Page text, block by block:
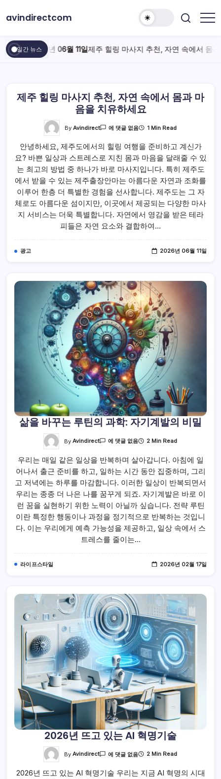
문
건
avindirectcom
일간 뉴스2026년 06월 11일제주 힐링 마사지 추천, 자연 속에서 몸
제주 힐링 마사지 추천, 자연 속에서 몸과 마
음을 치유하세요
By Avindirect
제
링
사
지
추
천,
자
연
속
에
서
몸
과
마
에 댓글 없음 1 Min Read
안녕하세요, 제주도에서의 힐링 여행을 준비하고 계신가
요? 바쁜 일상과 스트레스로 지친 몸과 마음을 달래줄 수 있
는 최고의 방법 중 하나가 바로 마사지입니다. 특히 제주도
에서 받을 수 있는 제주출장안마는 아름다운 자연과 조화를
이루어 한층 더 특별한 경험을 선사합니다. 제주도는 그 자
체로도 아름다운 섬이지만, 이곳에서 제공되는 다양한 마사
지 서비스는 더욱 특별합니다. 자연에서 영감을 받은 테라
피들은 자연 요소와 결합하여…
광고 2026년 06월 11일
삶을 바꾸는 루틴의 과학: 자기계발의 비밀
By Avindirect
삶
꾸
는
루
틴
의
과
학:
자
기
계
의
비
밀
에 댓글 없음 2 Min Read
우리는 매일 같은 일상을 반복하며 살아갑니다. 아침에 일
어나서 출근 준비를 하고, 일하는 시간 동안 집중하며, 그리
고 저녁에는 하루를 마감합니다. 이러한 일상이 반복되면서
우리는 종종 더 나은 나를 꿈꾸게 되죠. 자기계발은 바로 이
런 꿈을 실현하기 위한 노력이 아닐까 싶습니다. 전략 루틴
이란 특정한 행동이나 과정을 정기적으로 반복하는 것입니
다. 이는 우리에게 예측 가능성을 제공하고, 일상 속에서 스
트레스를 줄이는…
라이프스타일 2026년 02월 17일
2026년 뜨고 있는 AI 혁명기술
By Avindirect
2026
고
에 댓글 없음 2 Min Read
2026년 뜨고 있는 AI 혁명기술 우리는 지금 AI 혁명의 시대